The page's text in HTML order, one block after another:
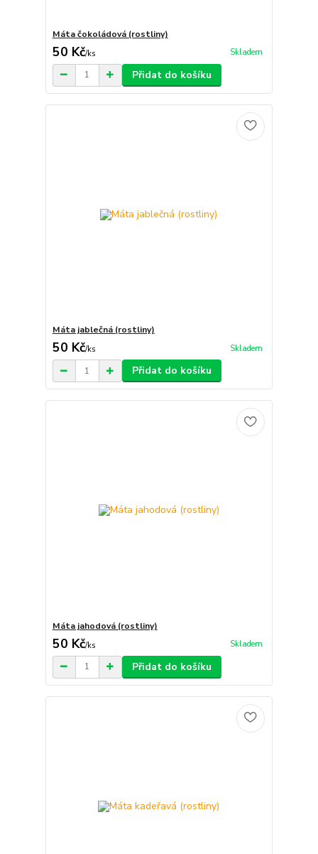
Máta čokoládová (rostliny)
50 Kč/ks Skladem
Přidat do košíku
Máta jablečná (rostliny)
50 Kč/ks Skladem
Přidat do košíku
Máta jahodová (rostliny)
50 Kč/ks Skladem
Přidat do košíku